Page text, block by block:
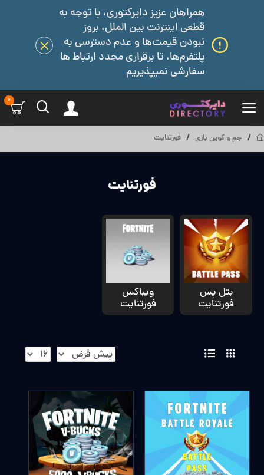
همراهان عزیز دایرکتوری، با توجه به
قطعی اینترنت بین الملل، بروز
نبودن قیمت‌ها و عدم دسترسی به
پلتفرم‌ها، تا برقراری مجدد ارتباط ها
سفارشی نمیپذیریم
0
جم و کوین بازی فورتنایت
فورتنایت
بتل پس
فورتنایت
ویباکس
فورتنایت